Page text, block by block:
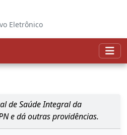
Eletrônico
de Saúde Integral da
e dá outras providências.